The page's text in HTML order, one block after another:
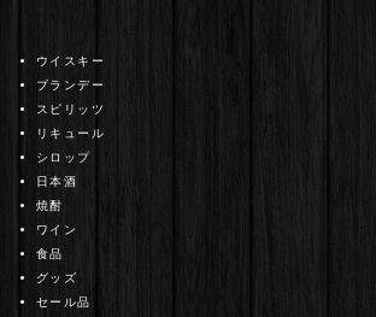
ウイスキー
ブランデー
スピリッツ
リキュール
シロップ
日本酒
焼酎
ワイン
食品
グッズ
セール品